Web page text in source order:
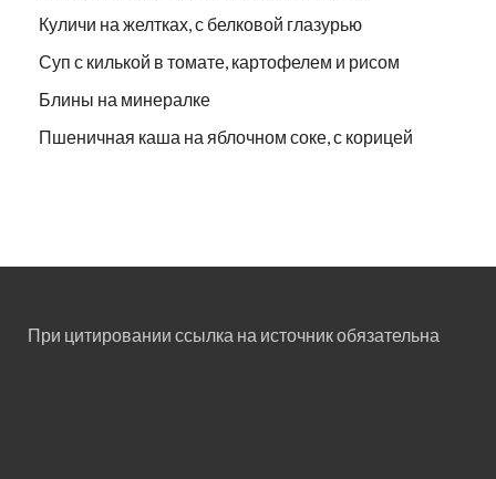
Куличи на желтках, с белковой глазурью
Суп с килькой в томате, картофелем и рисом
Блины на минералке
Пшеничная каша на яблочном соке, с корицей
При цитировании ссылка на источник обязательна